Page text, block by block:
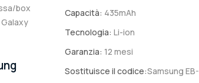
box
Capacità: 435mAh
Tecnologia: Li-ion
Garanzia: 12 mesi
Sostituisce il codice:Samsung